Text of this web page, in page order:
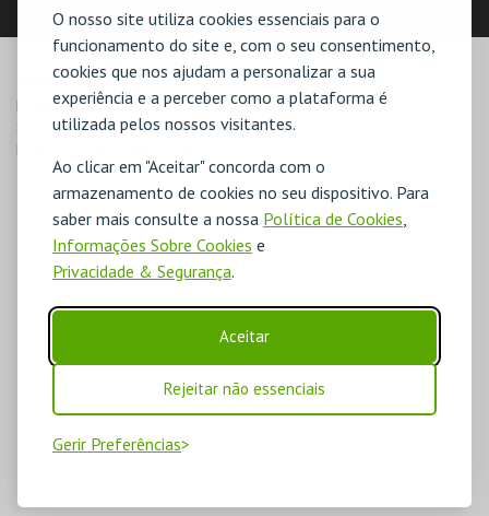
O nosso site utiliza cookies essenciais para o
funcionamento do site e, com o seu consentimento,
cookies que nos ajudam a personalizar a sua
experiência e a perceber como a plataforma é
utilizada pelos nossos visitantes.
Ao clicar em "Aceitar" concorda com o
armazenamento de cookies no seu dispositivo. Para
saber mais consulte a nossa Política de Cookies,
Informações Sobre Cookies e
Privacidade & Segurança.
Aceitar
Rejeitar não essenciais
Gerir Preferências
LOCALIZAÇÃO
MORADA
Praça Afonso III, 13-15
8000-167 Faro
Direcções para Tertúlia Algarvia